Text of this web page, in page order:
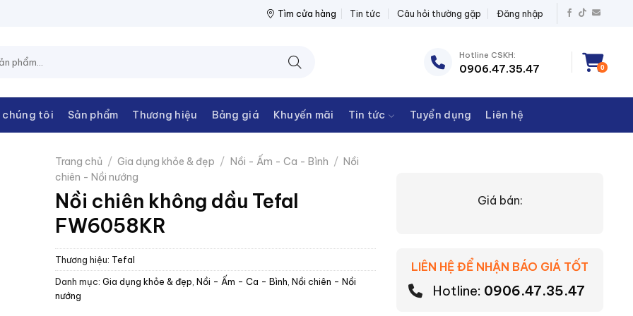
CHÂU NPP THIẾT BỊ ĐIỆN THANH CHÂU
Tìm cửa hàng Tin tức Câu hỏi thường gặp Đăng nhập
Hotline CSKH:
0906.47.35.47 0
chúng tôi Sản phẩm Thương hiệu Bảng giá Khuyến mãi Tin tức Tuyển dụng Liên hệ
Trang chủ / Gia dụng khỏe & đẹp / Nồi - Ấm - Ca - Bình / Nồi
chiên - Nồi nướng
Nồi chiên không dầu Tefal
FW6058KR
Thương hiệu: Tefal
Danh mục: Gia dụng khỏe & đẹp Nồi - Ấm - Ca - Bình Nồi chiên - Nồi
nướng
Giá bán:
LIÊN HỆ ĐỂ NHẬN BÁO GIÁ TỐT
Hotline: 0906.47.35.47